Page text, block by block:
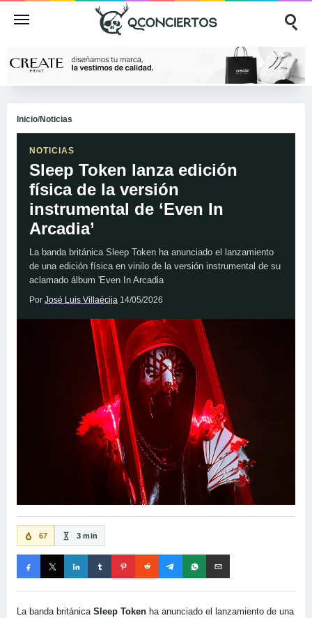
Inicio/Noticias
NOTICIAS
Sleep Token lanza edición
física de la versión
instrumental de ‘Even In
Arcadia’
La banda británica Sleep Token ha anunciado el lanzamiento
de una edición física en vinilo de la versión instrumental de su
aclamado álbum 'Even In Arcadia
Por José Luis Villaécija 14/05/2026
67 3 min
La banda británica Sleep Token ha anunciado el lanzamiento de una